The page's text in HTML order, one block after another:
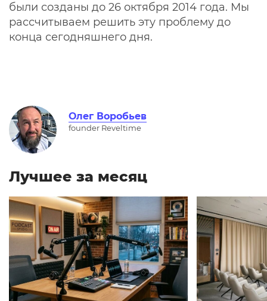
были созданы до 26 октября 2014 года. Мы
рассчитываем решить эту проблему до
конца сегодняшнего дня.
Олег Воробьев
founder Reveltime
Лучшее за месяц